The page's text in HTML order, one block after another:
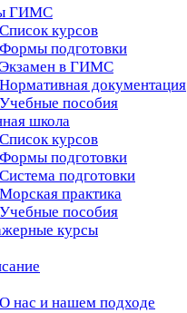
ГИМС
Список курсов
Формы подготовки
Экзамен в ГИМС
Нормативная документация
Учебные пособия
школа
Список курсов
Формы подготовки
Cистема подготовки
Морская практика
Учебные пособия
курсы
О нас и нашем подходе